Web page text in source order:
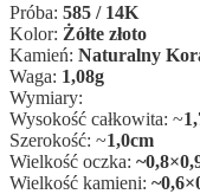
Próba: 585 / 14K
Kolor: Żółte złoto
Kamień: Naturalny
Waga: 1,08g
Wymiary:
Wysokość całkowita: ~
Szerokość: ~1,0cm
Wielkość oczka:
Wielkość kamieni: